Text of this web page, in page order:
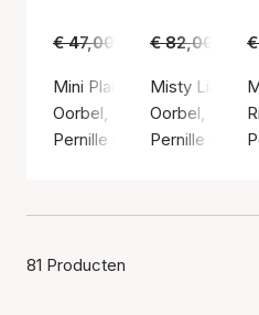
€ 47,00 € 29,00
Mini Plain Hoop earrings
Oorbel, Zilvere kleur /
Pernille Corydon
€ 82,00 €
Misty Light
Oorbel,
Pernille
81 Producten